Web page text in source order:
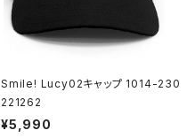
Smile! Lucy02キャップ 1014-230
221262
¥5,990